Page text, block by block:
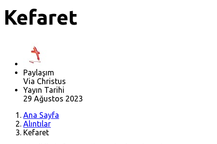
Kefaret
Paylaşım
Via Christus
Yayın Tarihi
29 Ağustos 2023
Ana Sayfa
Alıntılar
Kefaret